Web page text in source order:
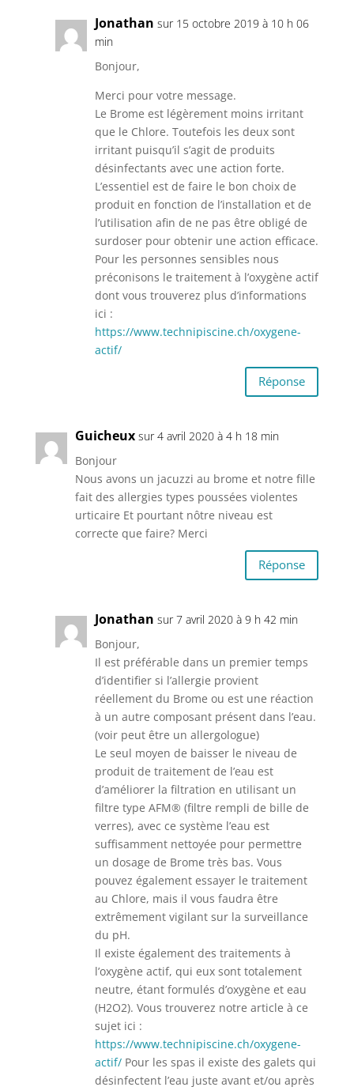
Jonathan sur 15 octobre 2019 à 10 h 06
min
Bonjour,
Merci pour votre message.
Le Brome est légèrement moins irritant
que le Chlore. Toutefois les deux sont
irritant puisqu’il s’agit de produits
désinfectants avec une action forte.
L’essentiel est de faire le bon choix de
produit en fonction de l’installation et de
l’utilisation afin de ne pas être obligé de
surdoser pour obtenir une action efficace.
Pour les personnes sensibles nous
préconisons le traitement à l’oxygène actif
dont vous trouverez plus d’informations
ici :
https://www.technipiscine.ch/oxygene-
actif/
Réponse
Guicheux sur 4 avril 2020 à 4 h 18 min
Bonjour
Nous avons un jacuzzi au brome et notre fille
fait des allergies types poussées violentes
urticaire Et pourtant nôtre niveau est
correcte que faire? Merci
Réponse
Jonathan sur 7 avril 2020 à 9 h 42 min
Bonjour,
Il est préférable dans un premier temps
d’identifier si l’allergie provient
réellement du Brome ou est une réaction
à un autre composant présent dans l’eau.
(voir peut être un allergologue)
Le seul moyen de baisser le niveau de
produit de traitement de l’eau est
d’améliorer la filtration en utilisant un
filtre type AFM® (filtre rempli de bille de
verres), avec ce système l’eau est
suffisamment nettoyée pour permettre
un dosage de Brome très bas. Vous
pouvez également essayer le traitement
au Chlore, mais il vous faudra être
extrêmement vigilant sur la surveillance
du pH.
Il existe également des traitements à
l’oxygène actif, qui eux sont totalement
neutre, étant formulés d’oxygène et eau
(H2O2). Vous trouverez notre article à ce
sujet ici :
https://www.technipiscine.ch/oxygene-
actif/Pour les spas il existe des galets qui
désinfectent l’eau juste avant et/ou après